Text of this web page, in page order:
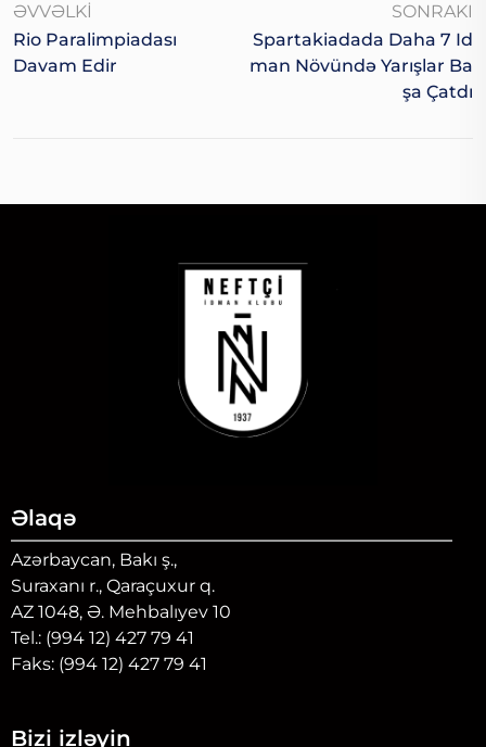
ƏVVƏLKI
Rio Paralimpiadası
Davam Edir
SONRAKI
Spartakiadada Daha 7 Id
Man Növündə Yarışlar Ba
Şa Çatdı
Əlaqə
Azərbaycan, Bakı ş.,
Suraxanı r., Qaraçuxur q.
AZ 1048, Ə. Mehbalıyev 10
Tel.: (994 12) 427 79 41
Faks: (994 12) 427 79 41
Bizi izləyin